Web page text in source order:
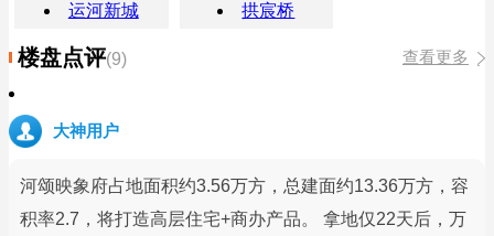
运河新城 拱宸桥
楼盘点评(9) 查看更多
大神用户
河颂映象府占地面积约3.56万方，总建面约13.36万方，容
积率2.7，将打造高层住宅+商办产品。 拿地仅22天后，万